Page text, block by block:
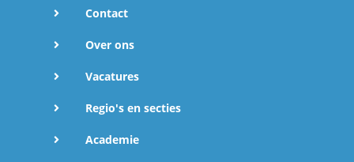
Contact
Over ons
Vacatures
Regio's en secties
Academie